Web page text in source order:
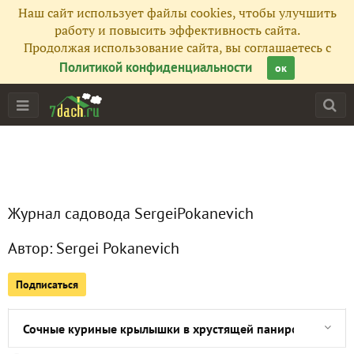
Наш сайт использует файлы cookies, чтобы улучшить
работу и повысить эффективность сайта.
Продолжая использование сайта, вы соглашаетесь с
Политикой конфиденциальности
ок
Журнал садовода SergeiPokanevich
Автор: Sergei Pokanevich
Подписаться
Главная
Подписчики 28
Как приготовить гренландские креветки с чесноком на
Нежный лосось на пару с апельсинами и соусом чатни
Сочные куриные крылышки в хрустящей панировке без